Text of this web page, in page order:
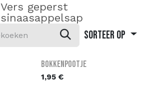
Vers geperst
sinaasappelsap
Sorteer op
Bokkenpootje
1,95€